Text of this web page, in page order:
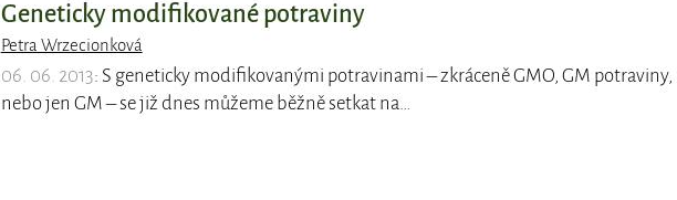
Geneticky modifikované potraviny
Petra Wrzecionková
06. 06. 2013: S geneticky modifikovanými potravinami – zkráceně GMO, GM potraviny,
nebo jen GM – se již dnes můžeme běžně setkat na…